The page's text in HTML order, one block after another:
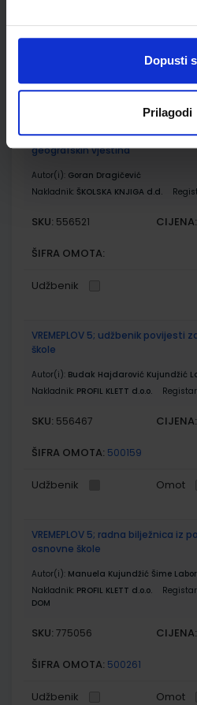
Dopusti
Prilagodi
SKU:556173 CIJENA:
Udžbenik Omot
GEA 1; nastavni listići za
geografskih vještina
Autor(i): Goran Dragičević
Nakladnik: ŠKOLSKA KNJIGA d.d.
SKU: 556521 CIJENA:
ŠIFRA OMOTA:
Udžbenik
VREMEPLOV 5; udžbenik povijesti
škole
Autor(i): Budak Hajdarović Kujundžić
Nakladnik: PROFIL KLETT d.o.o.
SKU: 556467 CIJENA:
ŠIFRA OMOTA: 500159
Udžbenik Omot
VREMEPLOV 5; radna bilježnica iz
osnovne škole
Autor(i): Manuela Kujundžić Šime Labor
Nakladnik: PROFIL KLETT d.o.o.
DOM
SKU: 775056 CIJENA:
ŠIFRA OMOTA: 500261
Udžbenik Omot